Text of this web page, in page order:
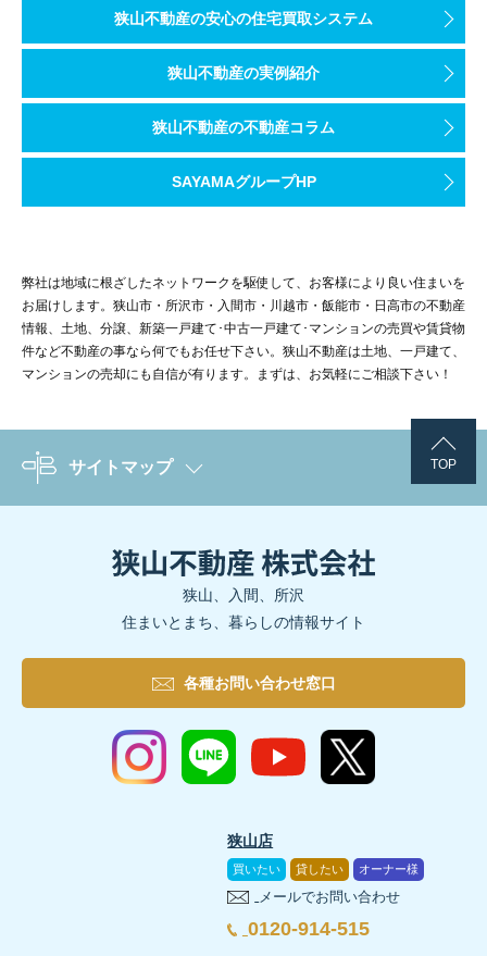
狭山不動産の安心の住宅買取システム
狭山不動産の実例紹介
狭山不動産の不動産コラム
SAYAMAグループHP
弊社は地域に根ざしたネットワークを駆使して、お客様により良い住まいを
お届けします。狭山市・所沢市・入間市・川越市・飯能市・日高市の不動産
情報、土地、分譲、新築一戸建て･中古一戸建て･マンションの売買や賃貸物
件など不動産の事なら何でもお任せ下さい。狭山不動産は土地、一戸建て、
マンションの売却にも自信が有ります。まずは、お気軽にご相談下さい！
TOP
サイトマップ
狭山、入間、所沢
住まいとまち、暮らしの情報サイト
各種お問い合わせ窓口
狭山店
買いたい 貸したい オーナー様
メールでお問い合わせ
0120-914-515